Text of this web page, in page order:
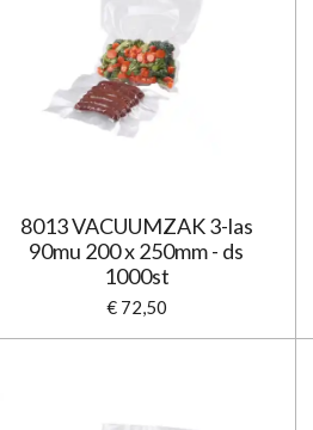
8013 VACUUMZAK 3-las
90mu 200 x 250mm - ds
1000st
€ 72,50